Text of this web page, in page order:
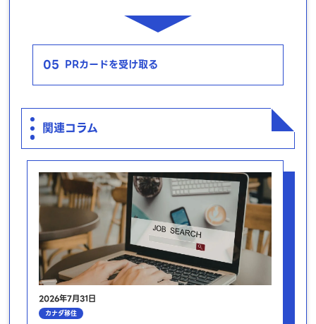
05 PRカードを受け取る
関連コラム
2026年7月31日
カナダ移住